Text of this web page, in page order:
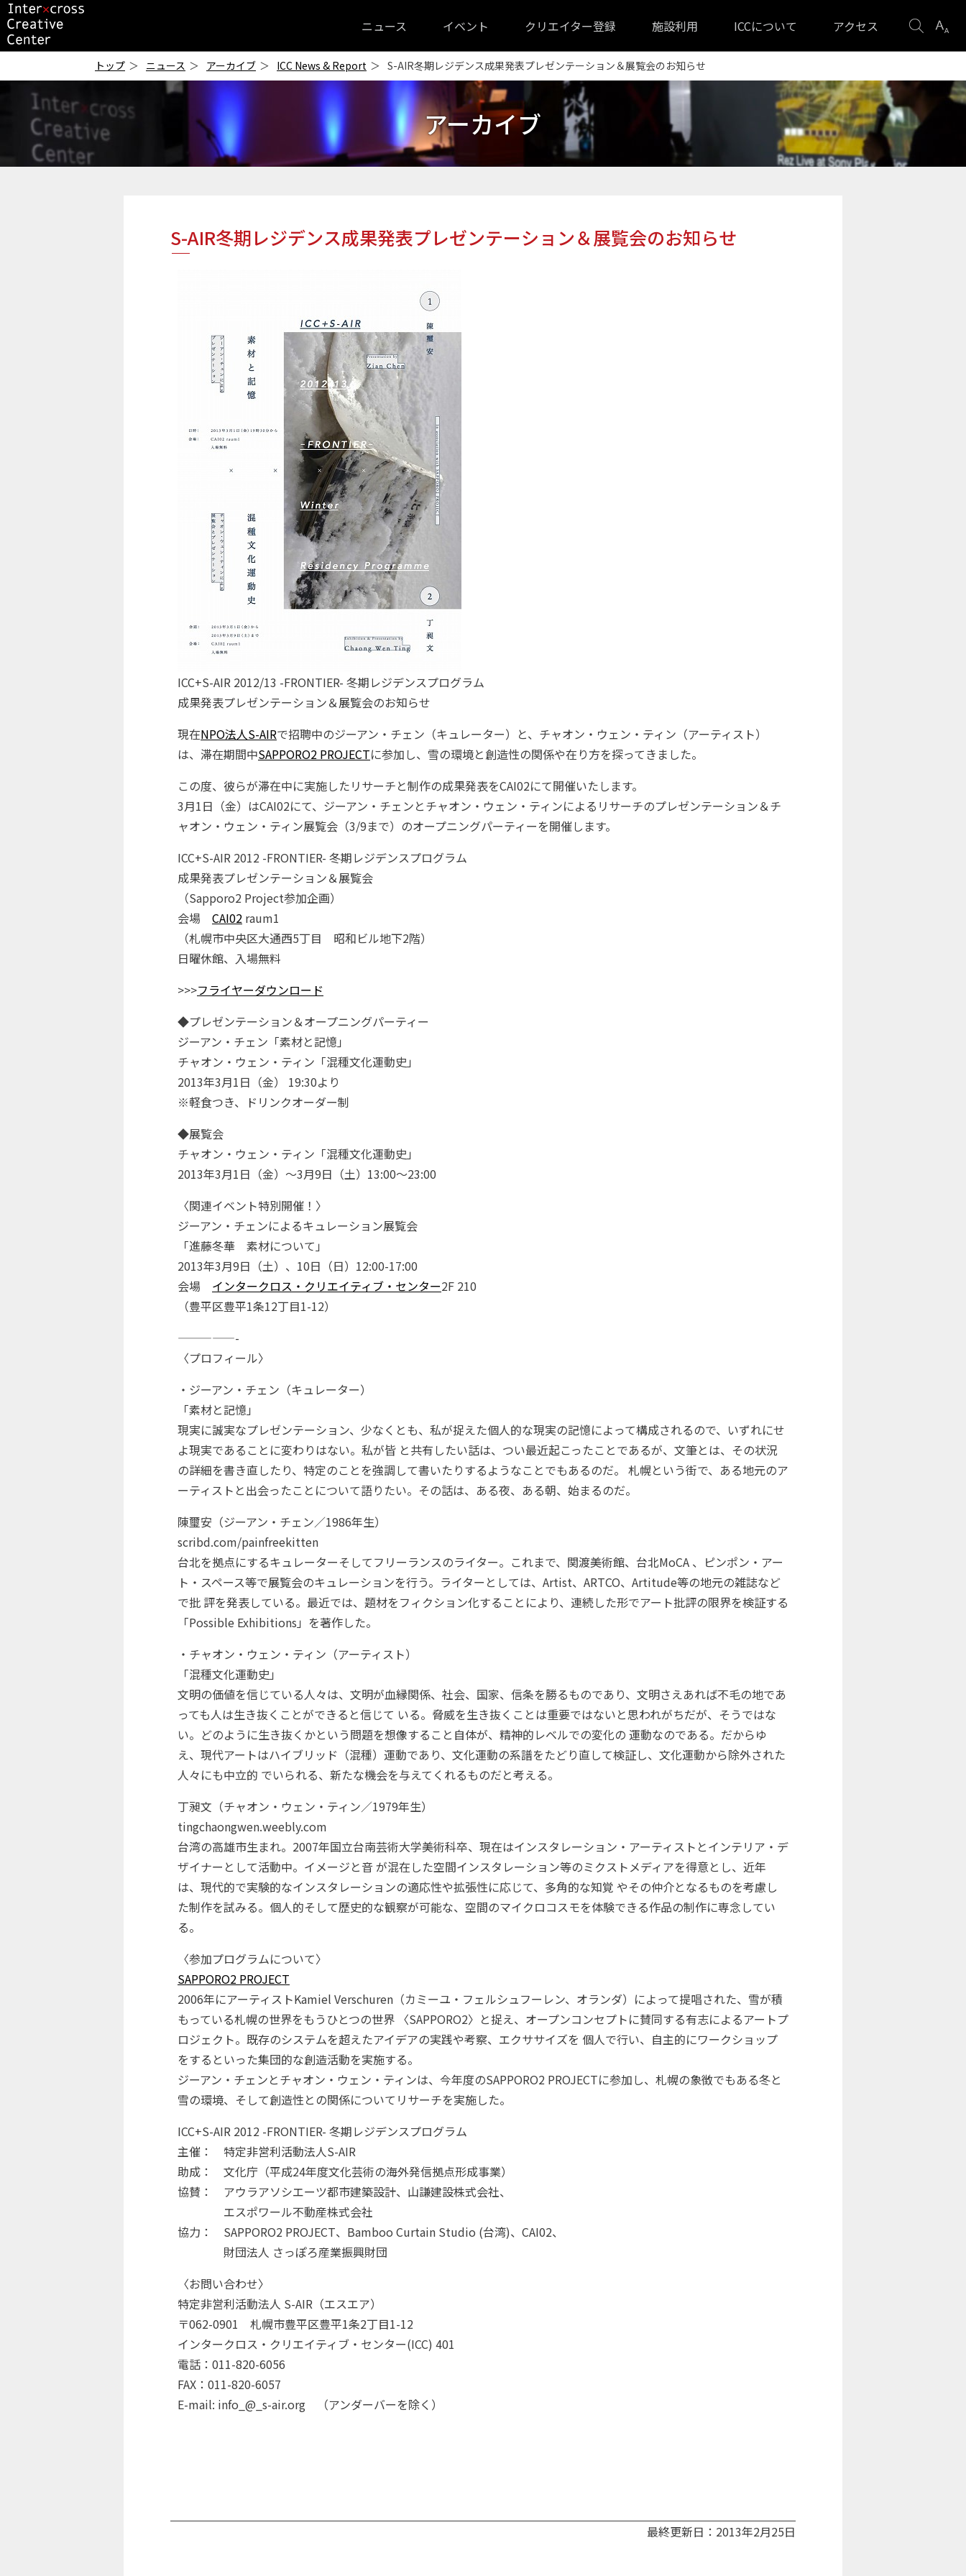
ICC
ニュース イベント クリエイター登録 施設利用 ICCについて アクセス
検
表
設
トップ ニュース アーカイブ ICC News & Report S-AIR冬期レジデンス成果発表プレゼンテーション＆展覧会のお知らせ
アーカイブ
S-AIR冬期レジデンス成果発表プレゼンテーション＆展覧会のお知らせ
ICC+S-AIR 2012/13 -FRONTIER- 冬期レジデンスプログラム
成果発表プレゼンテーション＆展覧会のお知らせ
現在NPO法人S-AIRで招聘中のジーアン・チェン（キュレーター）と、チャオン・ウェン・ティン（アーティスト）
は、滞在期間中SAPPORO2 PROJECTに参加し、雪の環境と創造性の関係や在り方を探ってきました。
この度、彼らが滞在中に実施したリサーチと制作の成果発表をCAI02にて開催いたします。
3月1日（金）はCAI02にて、ジーアン・チェンとチャオン・ウェン・ティンによるリサーチのプレゼンテーション＆チ
ャオン・ウェン・ティン展覧会（3/9まで）のオープニングパーティーを開催します。
ICC+S-AIR 2012 -FRONTIER- 冬期レジデンスプログラム
成果発表プレゼンテーション＆展覧会
（Sapporo2 Project参加企画）
会場 CAI02 raum1
（札幌市中央区大通西5丁目 昭和ビル地下2階）
日曜休館、入場無料
>>>フライヤーダウンロード
◆プレゼンテーション＆オープニングパーティー
ジーアン・チェン「素材と記憶」
チャオン・ウェン・ティン「混種文化運動史」
2013年3月1日（金） 19:30より
※軽食つき、ドリンクオーダー制
◆展覧会
チャオン・ウェン・ティン「混種文化運動史」
2013年3月1日（金）～3月9日（土）13:00～23:00
〈関連イベント特別開催！〉
ジーアン・チェンによるキュレーション展覧会
「進藤冬華 素材について」
2013年3月9日（土）、10日（日）12:00-17:00
会場 インタークロス・クリエイティブ・センター2F 210
（豊平区豊平1条12丁目1-12）
—————-
〈プロフィール〉
・ジーアン・チェン（キュレーター）
「素材と記憶」
現実に誠実なプレゼンテーション、少なくとも、私が捉えた個人的な現実の記憶によって構成されるので、いずれにせ
よ現実であることに変わりはない。私が皆 と共有したい話は、つい最近起こったことであるが、文筆とは、その状況
の詳細を書き直したり、特定のことを強調して書いたりするようなことでもあるのだ。 札幌という街で、ある地元のア
ーティストと出会ったことについて語りたい。その話は、ある夜、ある朝、始まるのだ。
陳璽安（ジーアン・チェン／1986年生）
scribd.com/painfreekitten
台北を拠点にするキュレーターそしてフリーランスのライター。これまで、関渡美術館、台北MoCA 、ピンポン・アー
ト・スペース等で展覧会のキュレーションを行う。ライターとしては、Artist、ARTCO、Artitude等の地元の雑誌など
で批 評を発表している。最近では、題材をフィクション化することにより、連続した形でアート批評の限界を検証する
「Possible Exhibitions」を著作した。
・チャオン・ウェン・ティン（アーティスト）
「混種文化運動史」
文明の価値を信じている人々は、文明が血縁関係、社会、国家、信条を勝るものであり、文明さえあれば不毛の地であ
っても人は生き抜くことができると信じて いる。脅威を生き抜くことは重要ではないと思われがちだが、そうではな
い。どのように生き抜くかという問題を想像すること自体が、精神的レベルでの変化の 運動なのである。だからゆ
え、現代アートはハイブリッド（混種）運動であり、文化運動の系譜をたどり直して検証し、文化運動から除外された
人々にも中立的 でいられる、新たな機会を与えてくれるものだと考える。
丁昶文（チャオン・ウェン・ティン／1979年生）
tingchaongwen.weebly.com
台湾の高雄市生まれ。2007年国立台南芸術大学美術科卒、現在はインスタレーション・アーティストとインテリア・デ
ザイナーとして活動中。イメージと音 が混在した空間インスタレーション等のミクストメディアを得意とし、近年
は、現代的で実験的なインスタレーションの適応性や拡張性に応じて、多角的な知覚 やその仲介となるものを考慮し
た制作を試みる。個人的そして歴史的な観察が可能な、空間のマイクロコスモを体験できる作品の制作に専念してい
る。
〈参加プログラムについて〉
SAPPORO2 PROJECT
2006年にアーティストKamiel Verschuren（カミーユ・フェルシュフーレン、オランダ）によって提唱された、雪が積
もっている札幌の世界をもうひとつの世界 〈SAPPORO2〉と捉え、オープンコンセプトに賛同する有志によるアートプ
ロジェクト。既存のシステムを超えたアイデアの実践や考察、エクササイズを 個人で行い、自主的にワークショップ
をするといった集団的な創造活動を実施する。
ジーアン・チェンとチャオン・ウェン・ティンは、今年度のSAPPORO2 PROJECTに参加し、札幌の象徴でもある冬と
雪の環境、そして創造性との関係についてリサーチを実施した。
ICC+S-AIR 2012 -FRONTIER- 冬期レジデンスプログラム
主催： 特定非営利活動法人S-AIR
助成： 文化庁（平成24年度文化芸術の海外発信拠点形成事業）
協賛： アウラアソシエーツ都市建築設計、山謙建設株式会社、
エスポワール不動産株式会社
協力： SAPPORO2 PROJECT、Bamboo Curtain Studio (台湾)、CAI02、
財団法人 さっぽろ産業振興財団
〈お問い合わせ〉
特定非営利活動法人 S-AIR（エスエア）
〒062-0901 札幌市豊平区豊平1条2丁目1-12
インタークロス・クリエイティブ・センター(ICC) 401
電話：011-820-6056
FAX：011-820-6057
E-mail: info_@_s-air.org （アンダーバーを除く）
最終更新日：2013年2月25日